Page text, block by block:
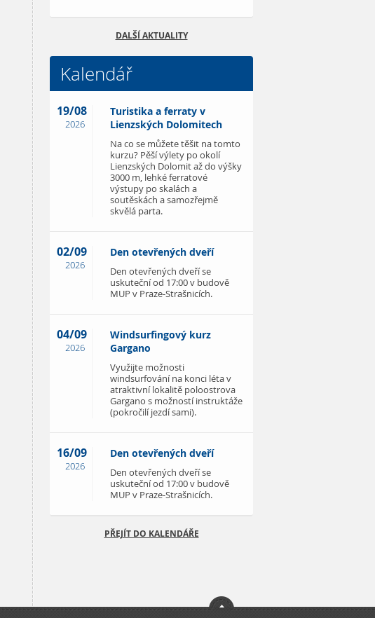
DALŠÍ AKTUALITY
Kalendář
19/08
2026
Turistika a ferraty v
Lienzských Dolomitech
Na co se můžete těšit na tomto
kurzu? Pěší výlety po okolí
Lienzských Dolomit až do výšky
3000 m, lehké ferratové
výstupy po skalách a
soutěskách a samozřejmě
skvělá parta.
02/09
2026
Den otevřených dveří
Den otevřených dveří se
uskuteční od 17:00 v budově
MUP v Praze-Strašnicích.
04/09
2026
Windsurfingový kurz
Gargano
Využijte možnosti
windsurfování na konci léta v
atraktivní lokalitě poloostrova
Gargano s možností instruktáže
(pokročilí jezdí sami).
16/09
2026
Den otevřených dveří
Den otevřených dveří se
uskuteční od 17:00 v budově
MUP v Praze-Strašnicích.
PŘEJÍT DO KALENDÁŘE